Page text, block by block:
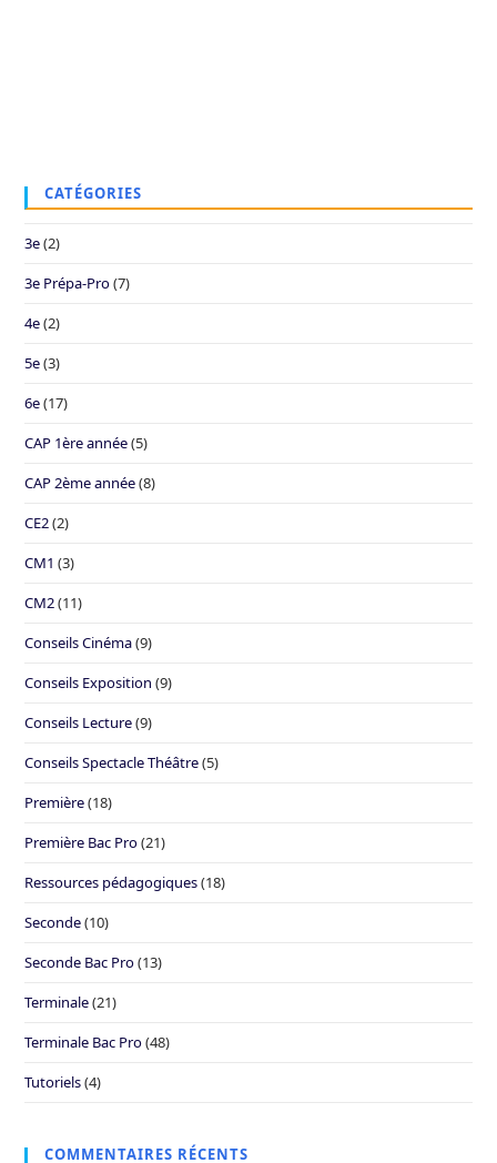
CATÉGORIES
3e(2)
3e Prépa-Pro(7)
4e(2)
5e(3)
6e(17)
CAP 1ère année(5)
CAP 2ème année(8)
CE2(2)
CM1 (3)
CM2(11)
Conseils Cinéma(9)
Conseils Exposition (9)
Conseils Lecture(9)
Conseils Spectacle Théâtre(5)
Première(18)
Première Bac Pro(21)
Ressources pédagogiques(18)
Seconde(10)
Seconde Bac Pro(13)
Terminale(21)
Terminale Bac Pro(48)
Tutoriels(4)
COMMENTAIRES RÉCENTS